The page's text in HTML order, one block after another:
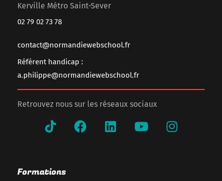
Kerville Métro Saint-Sever
02 79 02 73 78
contact@normandiewebschool.fr
Référent handicap :
a.philippe@normandiewebschool.fr
Retrouvez nous sur les réseaux sociaux
Formations